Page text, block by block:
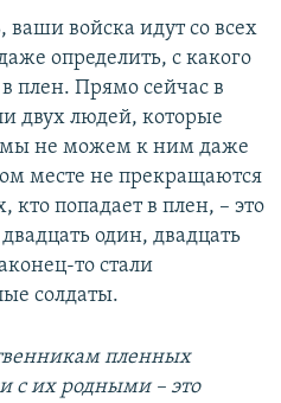
ваши войска идут со всех
определить, с какого
плен. Прямо сейчас в
двух людей, которые
мы не можем к ним даже
месте не прекращаются
кто попадает в плен, – это
один, двадцать
то стали
солдаты.
пленных
с их родными – это